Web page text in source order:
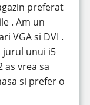
preferat
. Am un
VGA si DVI .
jurul unui i5
as vrea sa
si prefer o